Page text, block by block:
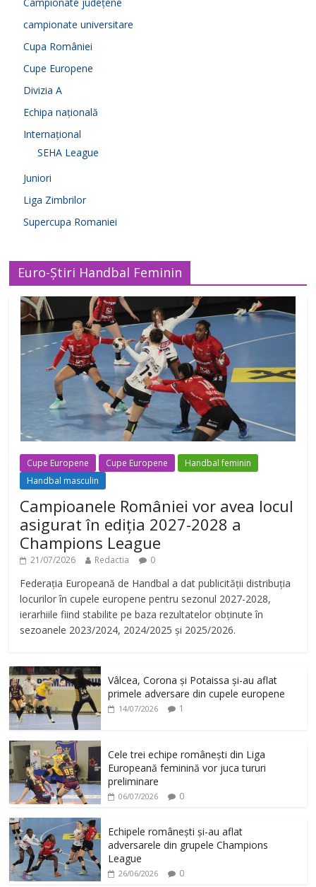
Campionate județene
campionate universitare
Cupa României
Cupe Europene
Divizia A
Echipa națională
Internațional
SEHA League
Juniori
Liga Zimbrilor
Supercupa Romaniei
Euro-Știri Handbal Feminin
Cupe Europene Cupe Europene
Handbal feminin
Handbal masculin
Campioanele României vor avea locul
asigurat în ediția 2027-2028 a
Champions League
21/07/2026 Redactia 0
Federația Europeană de Handbal a dat publicității distribuția
locurilor în cupele europene pentru sezonul 2027-2028,
ierarhiile fiind stabilite pe baza rezultatelor obținute în
sezoanele 2023/2024, 2024/2025 și 2025/2026.
Vâlcea, Corona și Potaissa și-au aflat
primele adversare din cupele europene
14/07/2026 1
Cele trei echipe românești din Liga
Europeană feminină vor juca tururi
preliminare
06/07/2026 0
Echipele românești și-au aflat
adversarele din grupele Champions
League
26/06/2026 0